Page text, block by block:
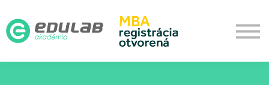
Aktualizačné
O akadémii
Prihlásenie